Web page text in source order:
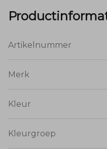
Artikelnummer
Merk
Kleur
Kleurgroep